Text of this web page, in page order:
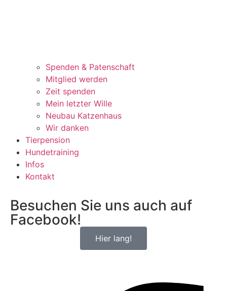
Spenden & Patenschaft
Mitglied werden
Zeit spenden
Mein letzter Wille
Neubau Katzenhaus
Wir danken
Tierpension
Hundetraining
Infos
Kontakt
Besuchen Sie uns auch auf
Facebook!
Hier lang!